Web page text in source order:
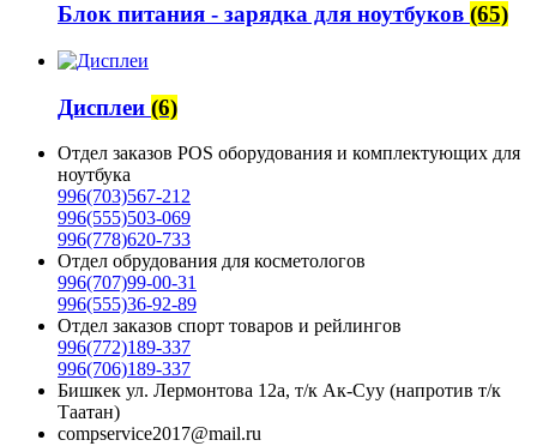
Блок питания - зарядка для ноутбуков (65)
Дисплеи (6)
Отдел заказов POS оборудования и комплектующих для
ноутбука
996(703)567-212
996(555)503-069
996(778)620-733
Отдел обрудования для косметологов
996(707)99-00-31
996(555)36-92-89
Отдел заказов спорт товаров и рейлингов
996(772)189-337
996(706)189-337
Бишкек ул. Лермонтова 12а, т/к Ак-Суу (напротив т/к
Таатан)
compservice2017@mail.ru